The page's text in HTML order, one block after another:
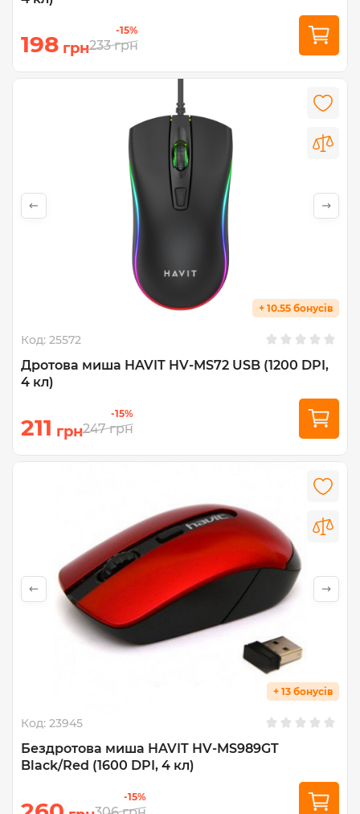
198 грн
-15%
233 грн
+ 10.55 бонусів
Код: 25572
Дротова миша HAVIT HV-MS72 USB (1200 DPI,
4 кл)
211 грн
-15%
247 грн
+ 13 бонусів
Код: 23945
Бездротова миша HAVIT HV-MS989GT
Black/Red (1600 DPI, 4 кл)
-15%